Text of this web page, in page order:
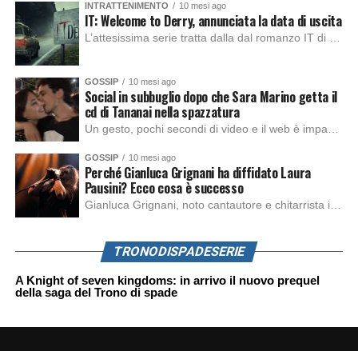
INTRATTENIMENTO 10 mesi ago
IT: Welcome to Derry, annunciata la data di uscita
GOSSIP 10 mesi ago
Social in subbuglio dopo che Sara Marino getta il
cd di Tananai nella spazzatura
GOSSIP 10 mesi ago
Perché Gianluca Grignani ha diffidato Laura
Pausini? Ecco cosa è successo
TRONODISPADESERIE
A Knight of seven kingdoms: in arrivo il nuovo prequel
della saga del Trono di spade